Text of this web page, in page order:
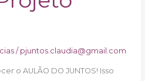
/ pjuntos.claudia@gmail.com
o AULÃO DO JUNTOS! Isso